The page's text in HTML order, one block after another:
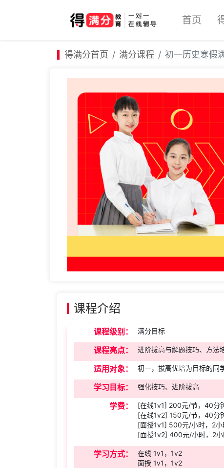
首页
得满分首页 满分课程 初一历史寒假
课程介绍
课程级别： 满分目标
课程亮点： 进阶拔高与解题技巧、方法
适用对象： 初一，拔高优培为目标的同
学习目标： 强化技巧、进阶拔高
学费：
[在线1v1] 200元/节，40分
[在线1v2] 150元/节，40分
[面授1v1] 500元/小时，2小
[面授1v2] 400元/小时，2
学习方式：
在线 1v1，1v2
面授 1v1，1v2